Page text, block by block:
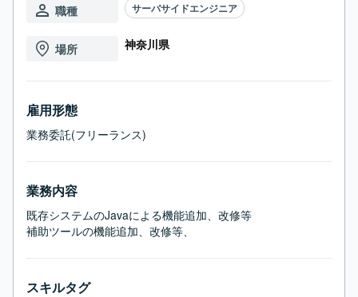
職種 サーバサイドエンジニア
場所 神奈川県
雇用形態
業務委託(フリーランス)
業務内容
既存システムのJavaによる機能追加、改修等
補助ツールの機能追加、改修等、
スキルタグ